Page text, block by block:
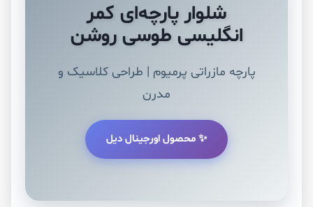
شلوار پارچه‌ای کمر
انگلیسی طوسی روشن
پارچه مازراتی پرمیوم | طراحی کلاسیک و
مدرن
✨ محصول اورجینال دیل